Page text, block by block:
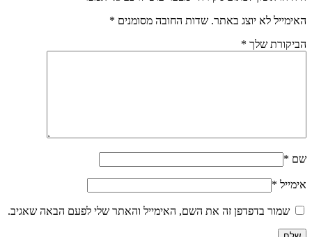
האימייל לא יוצג באתר. שדות החובה מסומנים *
הביקורת שלך *
שם *
אימייל *
שמור בדפדפן זה את השם, האימייל והאתר שלי לפעם הבאה שאגיב.